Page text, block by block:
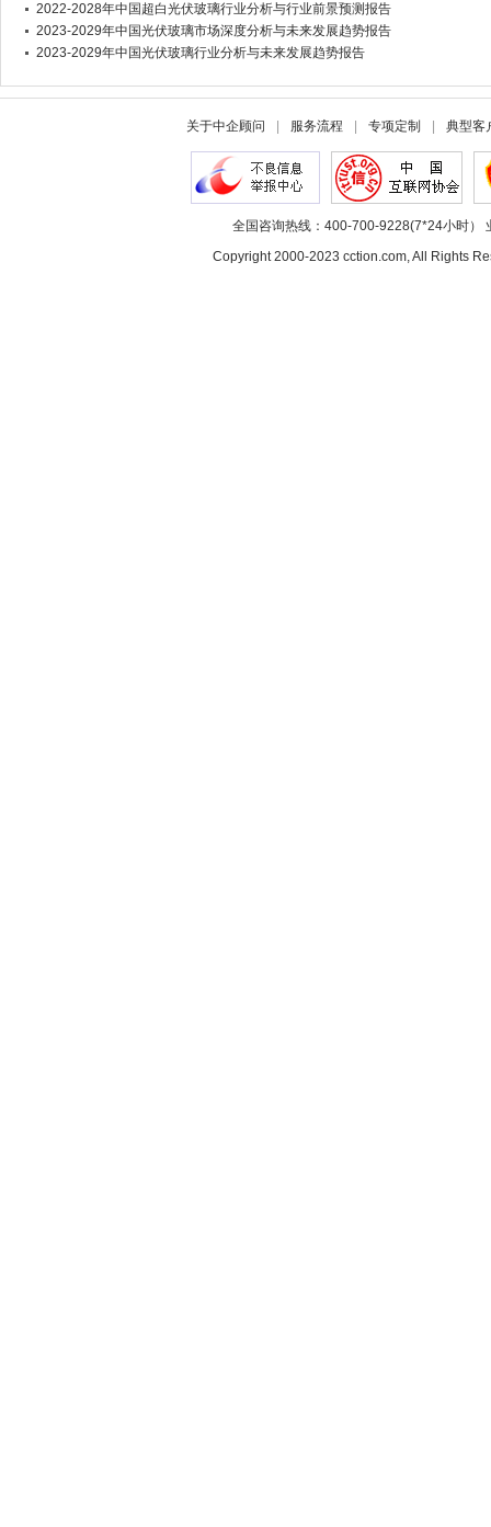
2022-2028年中国超白光伏玻璃行业分析与行业前景预测报告
2023-2029年中国光伏玻璃市场深度分析与未来发展趋势报告
2023-2029年中国光伏玻璃行业分析与未来发展趋势报告
关于中企顾问 服务流程 专项定制 典型客
全国咨询热线：400-700-9228(7*24小时）
Copyright 2000-2023 cction.com, All Rights